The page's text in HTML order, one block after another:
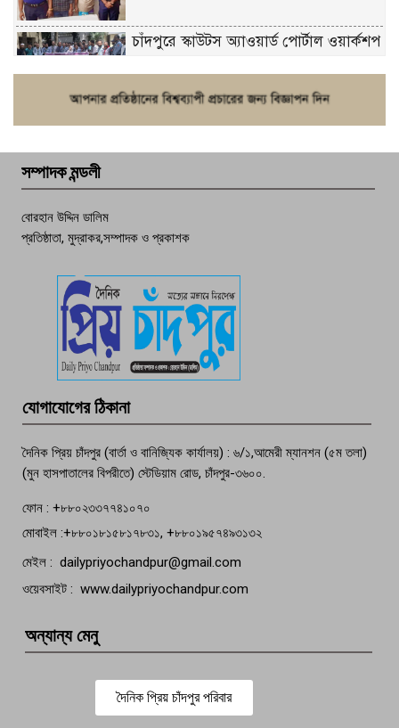
চাঁদপুরে স্কাউটস অ্যাওয়ার্ড পোর্টাল ওয়ার্কশপ
পচা দুর্গন্ধে ৯৯৯-এ ফোন, ফরিদগঞ্জে
তরুণের অর্ধগলিত লাশ উদ্ধার
সম্পাদক মন্ডলী
বোরহান উদ্দিন ডালিম
প্রতিষ্ঠাতা, মুদ্রাকর,সম্পাদক ও প্রকাশক
যোগাযোগের ঠিকানা
দৈনিক প্রিয় চাঁদপুর (বার্তা ও বানিজ্যিক কার্যালয়) : ৬/১,আমেরী ম্যানশন (৫ম তলা)
(মুন হাসপাতালের বিপরীতে) স্টেডিয়াম রোড, চাঁদপুর-৩৬০০.
ফোন : +৮৮০২৩৩৭৭৪১০৭০
মোবাইল :+৮৮০১৮১৫৮১৭৮৩১, +৮৮০১৯৫৭৪৯৩১৩২
মেইল : dailypriyochandpur@gmail.com
ওয়েবসাইট : www.dailypriyochandpur.com
অন্যান্য মেনু
দৈনিক প্রিয় চাঁদপুর পরিবার